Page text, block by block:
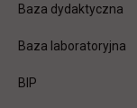
Baza dydaktyczna
Baza laboratoryjna
BIP